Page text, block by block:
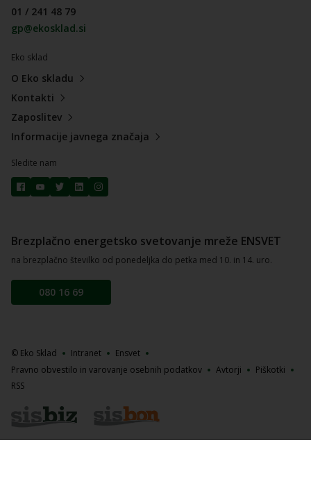
01 / 241 48 79
gp@ekosklad.si
Eko sklad
O Eko skladu
Kontakti
Zaposlitev
Informacije javnega značaja
Sledite nam
Brezplačno energetsko svetovanje mreže ENSVET
na brezplačno številko od ponedeljka do petka med 10. in 14. uro.
080 16 69
© Eko Sklad Intranet
Ensvet
Pravno obvestilo in varovanje osebnih podatkov
Avtorji
Piškotki
RSS